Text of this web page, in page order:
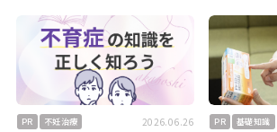
PR 不妊治療 2026.06.26 PR 基礎知識